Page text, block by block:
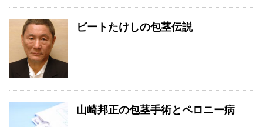
ビートたけしの包茎伝説
山崎邦正の包茎手術とペロニー病